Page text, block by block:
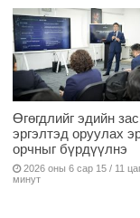
Өгөгдлийг эдийн
эргэлтэд оруулах
орчныг бүрдүүлнэ
2026 оны 6 сар 15 / 11
минут